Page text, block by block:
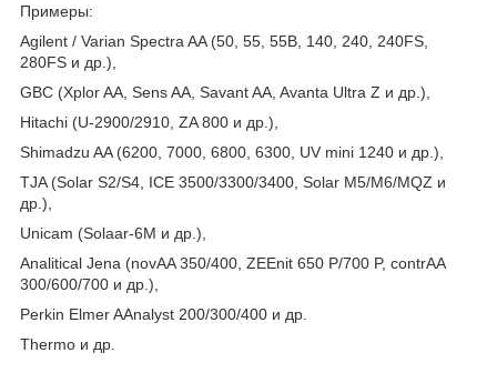
Примеры:
Agilent / Varian Spectra AA (50, 55, 55B, 140, 240, 240FS,
280FS и др.),
GBC (Xplor AA, Sens AA, Savant AA, Avanta Ultra Z и др.),
Hitachi (U-2900/2910, ZA 800 и др.),
Shimadzu AA (6200, 7000, 6800, 6300, UV mini 1240 и др.),
TJA (Solar S2/S4, ICE 3500/3300/3400, Solar M5/M6/MQZ и
др.),
Unicam (Solaar-6М и др.),
Analitical Jena (novAA 350/400, ZEEnit 650 P/700 P, contrAA
300/600/700 и др.),
Perkin Elmer AAnalyst 200/300/400 и др.
Thermo и др.